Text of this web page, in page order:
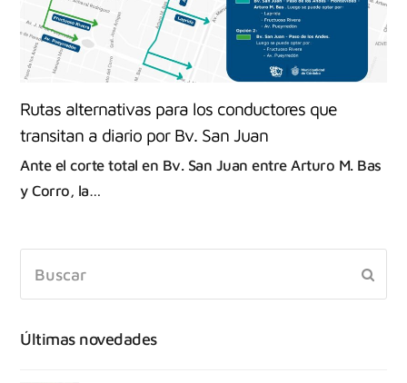
Rutas alternativas para los conductores que
transitan a diario por Bv. San Juan
Ante el corte total en Bv. San Juan entre Arturo M. Bas
y Corro, la…
Últimas novedades